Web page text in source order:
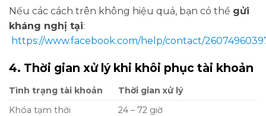
Nếu các cách trên không hiệu quả, bạn có thể gửi
kháng nghị tại:
https://www.facebook.com/help/contact/
4. Thời gian xử lý khi khôi phục tài khoản
Tình trạng tài khoản
Thời gian xử lý
Khóa tạm thời
24 – 72 giờ